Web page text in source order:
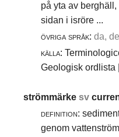
på yta av
sidan i isröre ...
övriga språk: da,
källa:
Geologisk ordlista
strömmärkesv
definition:
genom